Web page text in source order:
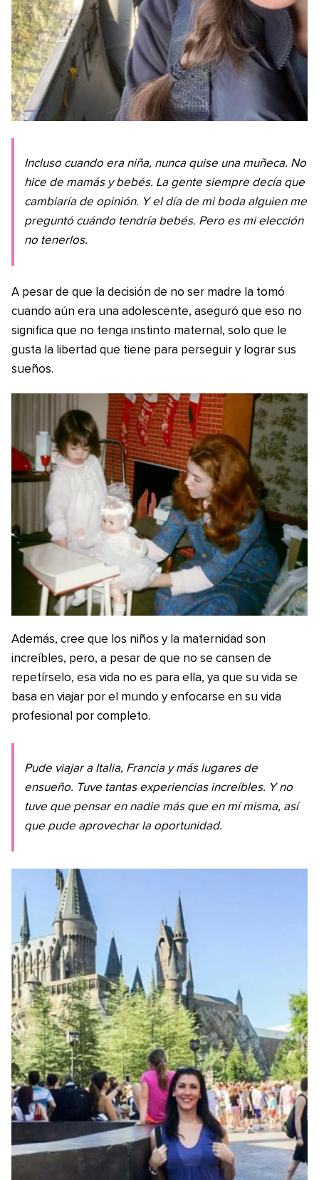
Incluso cuando era niña, nunca quise una muñeca. No
hice de mamás y bebés. La gente siempre decía que
cambiaría de opinión. Y el día de mi boda alguien me
preguntó cuándo tendría bebés. Pero es mi elección
no tenerlos.
A pesar de que la decisión de no ser madre la tomó
cuando aún era una adolescente, aseguró que eso no
significa que no tenga instinto maternal, solo que le
gusta la libertad que tiene para perseguir y lograr sus
sueños.
Además, cree que los niños y la maternidad son
increíbles, pero, a pesar de que no se cansen de
repetírselo, esa vida no es para ella, ya que su vida se
basa en viajar por el mundo y enfocarse en su vida
profesional por completo.
Pude viajar a Italia, Francia y más lugares de
ensueño. Tuve tantas experiencias increíbles. Y no
tuve que pensar en nadie más que en mí misma, así
que pude aprovechar la oportunidad.